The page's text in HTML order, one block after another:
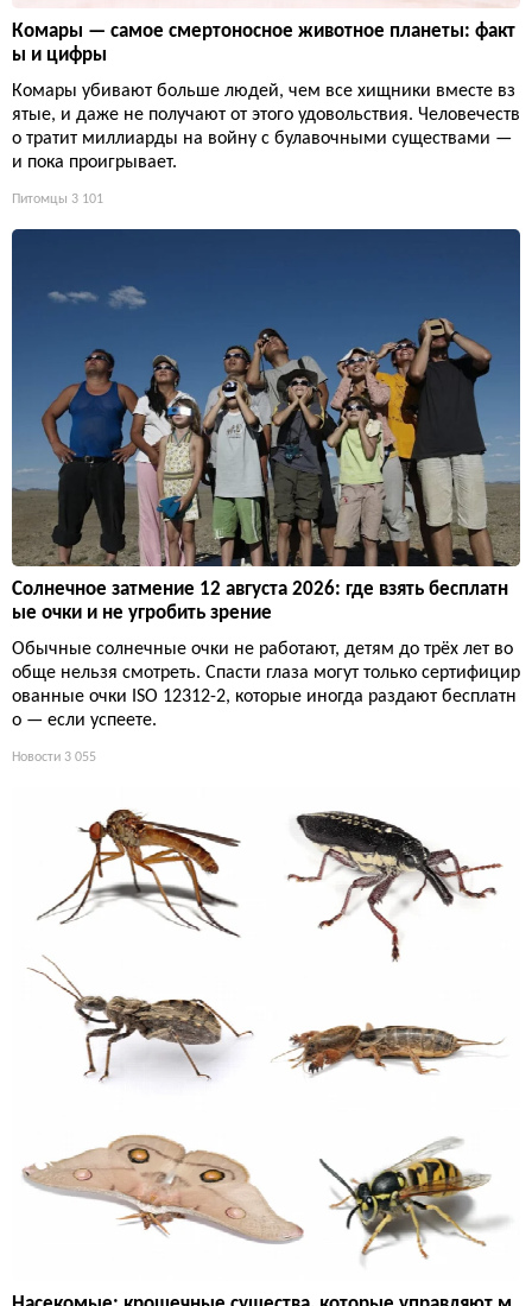
Комары — самое смертоносное животное планеты: факт
ы и цифры
Комары убивают больше людей, чем все хищники вместе вз
ятые, и даже не получают от этого удовольствия. Человечеств
о тратит миллиарды на войну с булавочными существами —
и пока проигрывает.
Питомцы 3 101
Солнечное затмение 12 августа 2026: где взять бесплатн
ые очки и не угробить зрение
Обычные солнечные очки не работают, детям до трёх лет во
обще нельзя смотреть. Спасти глаза могут только сертифицир
ованные очки ISO 12312-2, которые иногда раздают бесплатн
о — если успеете.
Новости 3 055